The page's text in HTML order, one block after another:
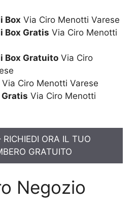
Box Via Ciro Menotti Varese
Box Gratis Via Ciro Menotti
Box Gratuito Via Ciro
Via Ciro Menotti Varese
Gratis Via Ciro Menotti
RICHIEDI ORA IL TUO
GRATUITO
Negozio